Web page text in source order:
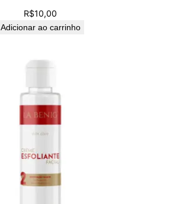
R$10,00
Adicionar ao carrinho